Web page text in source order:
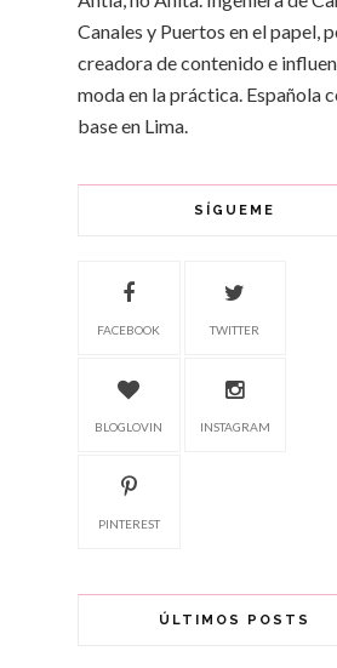
Canales y Puertos en el papel,
creadora de contenido e
moda en la práctica. Española
base en Lima.
SÍGUEME
FACEBOOK TWITTER
BLOGLOVIN INSTAGRAM
PINTEREST
ÚLTIMOS POSTS